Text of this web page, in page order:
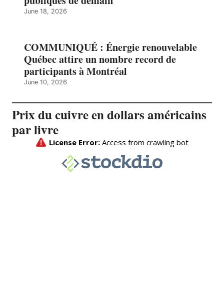
June 18, 2026
COMMUNIQUÉ : Énergie renouvelable
Québec attire un nombre record de
participants à Montréal
June 10, 2026
Prix du cuivre en dollars américains
par livre